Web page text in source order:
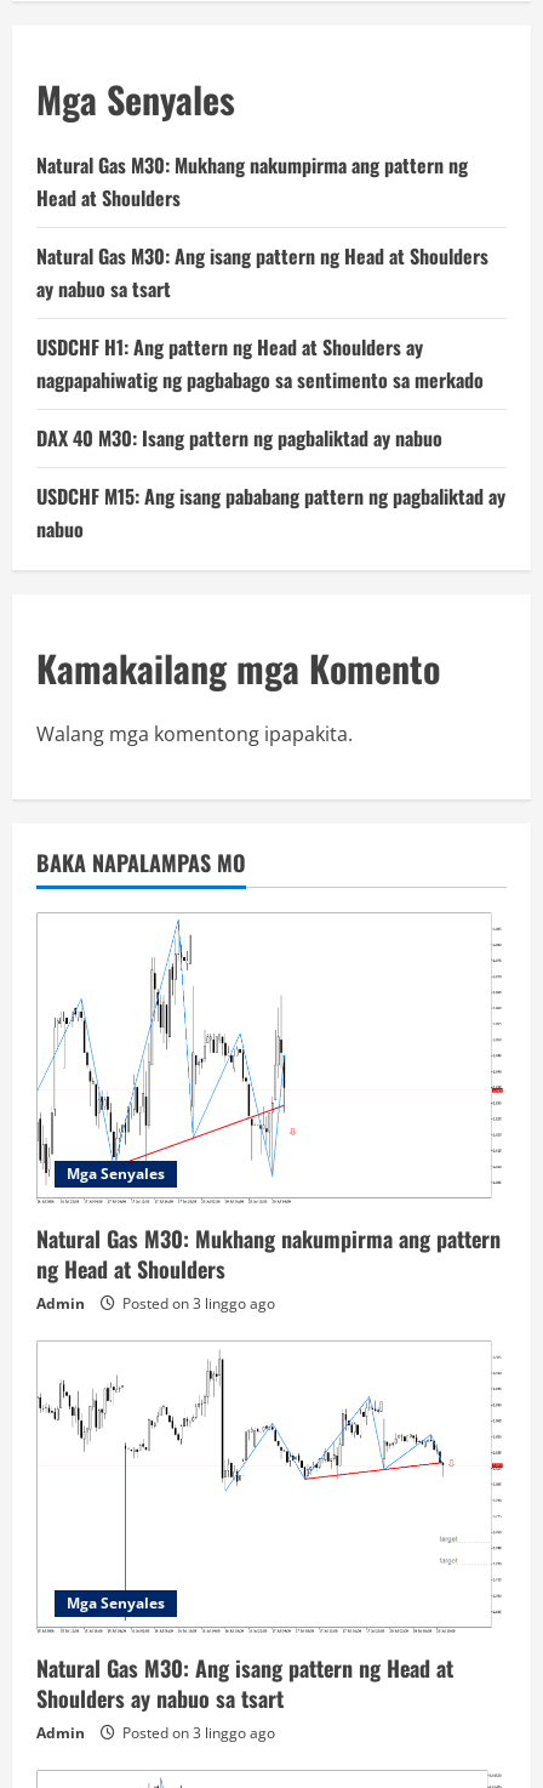
Mga Senyales
Natural Gas M30: Mukhang nakumpirma ang pattern ng
Head at Shoulders
Natural Gas M30: Ang isang pattern ng Head at Shoulders
ay nabuo sa tsart
USDCHF H1: Ang pattern ng Head at Shoulders ay
nagpapahiwatig ng pagbabago sa sentimento sa merkado
DAX 40 M30: Isang pattern ng pagbaliktad ay nabuo
USDCHF M15: Ang isang pababang pattern ng pagbaliktad ay
nabuo
Kamakailang mga Komento
Walang mga komentong ipapakita.
BAKA NAPALAMPAS MO
Mga Senyales
Natural Gas M30: Mukhang nakumpirma ang pattern
ng Head at Shoulders
Admin Posted on 3 linggo ago
Mga Senyales
Natural Gas M30: Ang isang pattern ng Head at
Shoulders ay nabuo sa tsart
Admin Posted on 3 linggo ago